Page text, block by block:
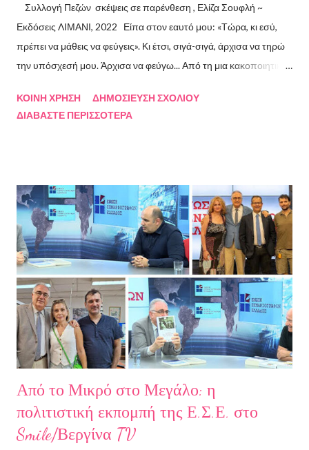
Συλλογή Πεζών σκέψεις σε παρένθεση , Ελίζα Σουφλή ~
Εκδόσεις ΛΙΜΑΝΙ, 2022 Είπα στον εαυτό μου: «Τώρα, κι εσύ,
πρέπει να μάθεις να φεύγεις». Κι έτσι, σιγά-σιγά, άρχισα να τηρώ
την υπόσχεσή μου. Άρχισα να φεύγω... Από τη μια κακοποιητική
συμβάσεις ασύμβατες με το εγώ μου, από ταμπέλες που
Σχετικά με την συγγραφέα Η Ελίζα Σουφλή γεννήθηκε το 1989 και
μεγάλωσε στον Πειραιά. Αποφοίτησε από το Τμήμα Νομικής του
Αριστοτελείου Πανεπιστημίου Θεσσαλονίκης. Έχει κάνει επίσης
σπουδές στη μουσική, την ιστορία της τέχνης και τη φιλολογία
στην Ελλάδα και το εξωτερικό. Από το 2008 ασχολείται με την
πολιτιστική δημοσιογραφία και διατηρεί τον πολιτιστικό ιστότοπο
ART.harbour. Έζησε κα...
ΚΟΙΝΉ ΧΡΉΣΗ
ΔΗΜΟΣΊΕΥΣΗ ΣΧΟΛΊΟΥ
ΔΙΑΒΆΣΤΕ ΠΕΡΙΣΣΌΤΕΡΑ
Από το Μικρό στο Μεγάλο: η
πολιτιστική εκπομπή της Ε.Σ.Ε. στο
Smile/Βεργίνα TV